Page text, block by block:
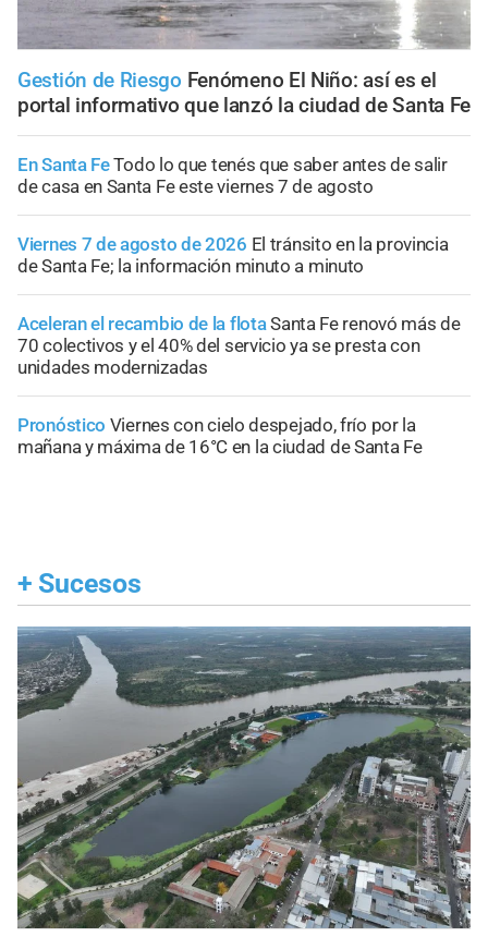
Gestión de Riesgo Fenómeno El Niño: así es el
portal informativo que lanzó la ciudad de Santa Fe
En Santa FeTodo lo que tenés que saber antes de salir
de casa en Santa Fe este viernes 7 de agosto
Viernes 7 de agosto de 2026 El tránsito en la provincia
de Santa Fe; la información minuto a minuto
Aceleran el recambio de la flotaSanta Fe renovó más de
70 colectivos y el 40% del servicio ya se presta con
unidades modernizadas
Pronóstico Viernes con cielo despejado, frío por la
mañana y máxima de 16°C en la ciudad de Santa Fe
+ Sucesos